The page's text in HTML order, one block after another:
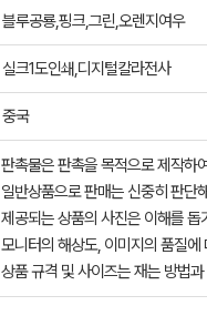
블루공룡,핑크,그린,오렌지여우
실크1도인쇄,디지털칼라전사
중국
판촉물은 판촉을 목적으로 제작하
일반상품으로 판매는 신중히 판단
제공되는 상품의 사진은 이해를
모니터의 해상도, 이미지의 품질
상품 규격 및 사이즈는 재는 방법